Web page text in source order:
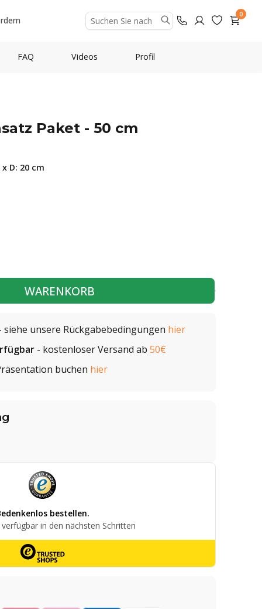
0
FAQ Videos Profil
Paket - 50 cm
D: 20 cm
WARENKORB
siehe unsere Rückgabebedingungen hier
- kostenloser Versand ab 50€
buchen hier